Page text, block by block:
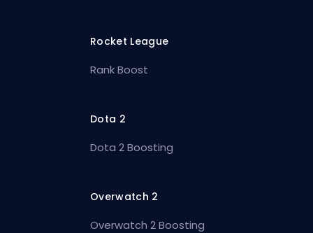
Rocket League
Rank Boost
Dota 2
Dota 2 Boosting
Overwatch 2
Overwatch 2 Boosting